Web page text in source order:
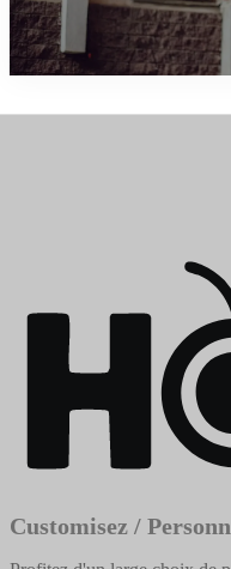
Customisez /